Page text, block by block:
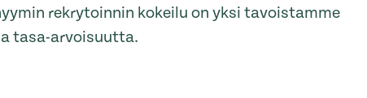
rekrytoinnin kokeilu on yksi tavoistamme
tasa-arvoisuutta.